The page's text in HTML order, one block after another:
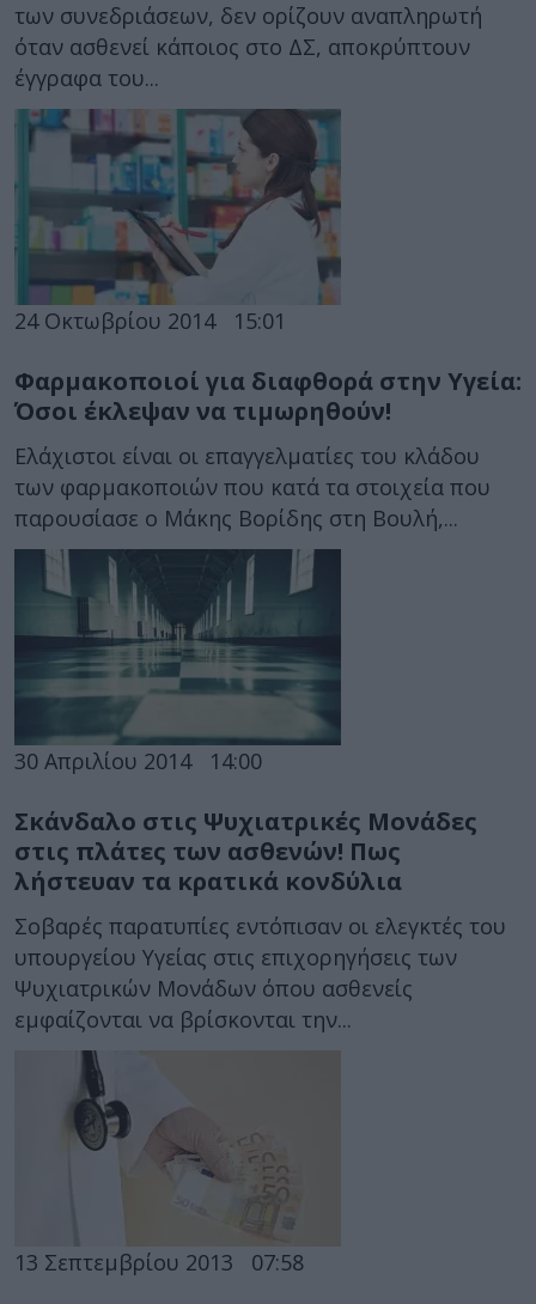
των συνεδριάσεων, δεν ορίζουν αναπληρωτή
όταν ασθενεί κάποιος στο ΔΣ, αποκρύπτουν
έγγραφα του...
24 Οκτωβρίου 2014 15:01
Φαρμακοποιοί για διαφθορά στην Υγεία:
Όσοι έκλεψαν να τιμωρηθούν!
Ελάχιστοι είναι οι επαγγελματίες του κλάδου
των φαρμακοποιών που κατά τα στοιχεία που
παρουσίασε ο Μάκης Βορίδης στη Βουλή,...
30 Απριλίου 2014 14:00
Σκάνδαλο στις Ψυχιατρικές Μονάδες
στις πλάτες των ασθενών! Πως
λήστευαν τα κρατικά κονδύλια
Σοβαρές παρατυπίες εντόπισαν οι ελεγκτές του
υπουργείου Υγείας στις επιχορηγήσεις των
Ψυχιατρικών Μονάδων όπου ασθενείς
εμφαίζονται να βρίσκονται την...
13 Σεπτεμβρίου 2013 07:58